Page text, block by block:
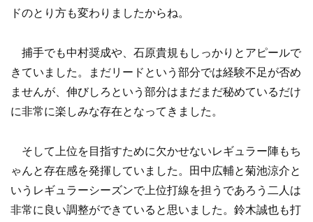
ドのとり方も変わりましたからね。
捕手でも中村奨成や、石原貴規もしっかりとアピールで
きていました。まだリードという部分では経験不足が否め
ませんが、伸びしろという部分はまだまだ秘めているだけ
に非常に楽しみな存在となってきました。
そして上位を目指すために欠かせないレギュラー陣もち
ゃんと存在感を発揮していました。田中広輔と菊池涼介と
いうレギュラーシーズンで上位打線を担うであろう二人は
非常に良い調整ができていると思いました。鈴木誠也も打